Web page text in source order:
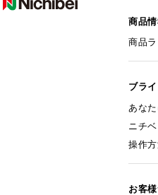
商品
商品
ブラ
あな
ニチ
操作
お客